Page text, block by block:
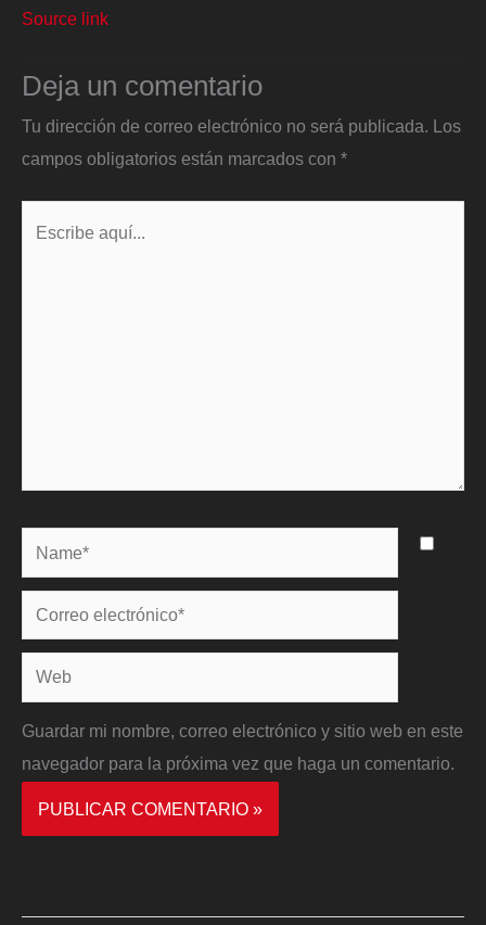
Source link
Deja un comentario
Tu dirección de correo electrónico no será publicada. Los
campos obligatorios están marcados con *
Name*
Correo
electrónico*
Web
Guardar mi nombre, correo electrónico y sitio web en este
navegador para la próxima vez que haga un comentario.